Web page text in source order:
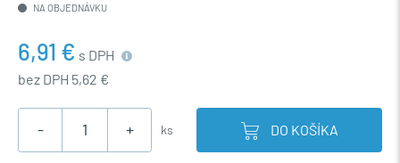
NA OBJEDNÁVKU
6,91 € s DPH
bez DPH 5,62 €
- + ks DO KOŠÍKA